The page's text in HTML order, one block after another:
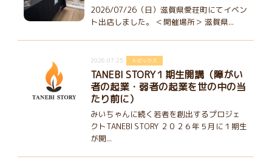
2026/07/26（日）滋賀県愛荘町にてイベン
ト出店しました。 ＜開催場所＞ 滋賀県...
2026.07.25 トピックス
TANEBI STORY１期生開講（障がい
者の起業・弱者の起業を世の中の当
たり前に）
みいちゃんに続く若者を創出するプロジェ
クトTANEBI STORY ２０２６年５月に１期生
が開...